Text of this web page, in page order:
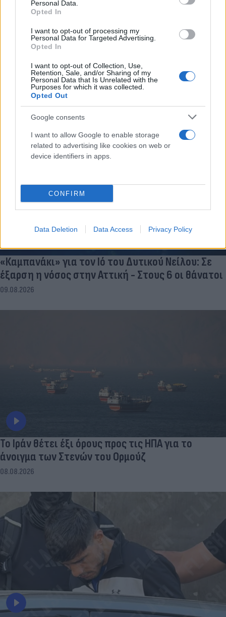
Personal Data.
Opted In
I want to opt-out of processing my
Personal Data for Targeted Advertising.
Opted In
I want to opt-out of Collection, Use,
Retention, Sale, and/or Sharing of my
Personal Data that Is Unrelated with the
Purposes for which it was collected.
Opted Out
Google consents
I want to allow Google to enable storage
related to advertising like cookies on web or
device identifiers in apps.
CONFIRM
Data Deletion Data Access Privacy Policy
«Καμπανάκι» για τον Ιό του Δυτικού Νείλου: Σε
έξαρση η νόσος στην Αττική - Στους 6 οι θάνατοι
09.08.2026
Το Ιράν θέτει έξι όρους προς τις ΗΠΑ για το
άνοιγμα των Στενών του Ορμούζ
08.08.2026